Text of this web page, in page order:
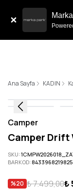
Ana Sayfa KADIN
Camper
Camper Drift
SKU:
BARKOD: 8433968219825
%20 ₺ 7.499,00₺